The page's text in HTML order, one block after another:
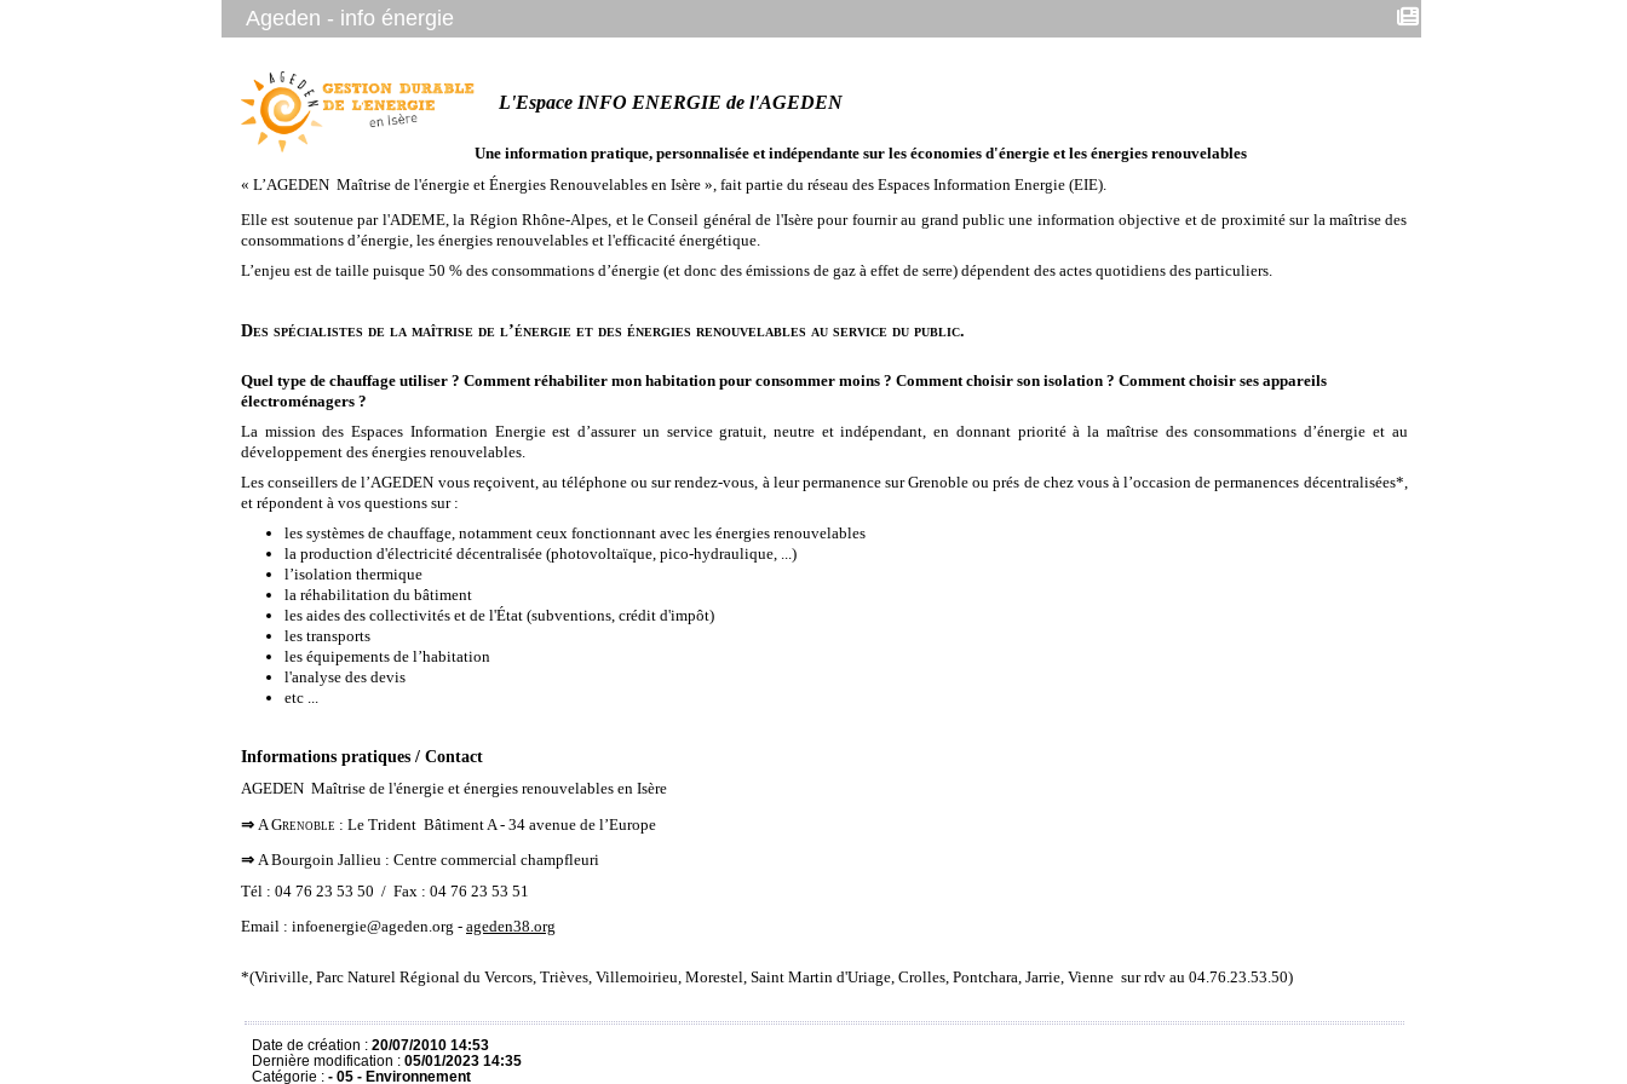
Ageden - info énergie
L'Espace INFO ENERGIE de l'AGEDEN
Une information pratique, personnalisée et indépendante sur les économies d'énergie et les énergies renouvelables
« L’AGEDEN  Maîtrise de l'énergie et Énergies Renouvelables en Isère », fait partie du réseau des Espaces Information Energie (EIE).
Elle est soutenue par l'ADEME, la Région Rhône-Alpes, et le Conseil général de l'Isère pour fournir au grand public une information objective et de proximité sur la maîtrise des
consommations d’énergie, les énergies renouvelables et l'efficacité énergétique.
L’enjeu est de taille puisque 50 % des consommations d’énergie (et donc des émissions de gaz à effet de serre) dépendent des actes quotidiens des particuliers.
Des spécialistes de la maîtrise de l’énergie et des énergies renouvelables au service du public.
Quel type de chauffage utiliser ? Comment réhabiliter mon habitation pour consommer moins ? Comment choisir son isolation ? Comment choisir ses appareils
électroménagers ?
La mission des Espaces Information Energie est d’assurer un service gratuit, neutre et indépendant, en donnant priorité à la maîtrise des consommations d’énergie et au
développement des énergies renouvelables.
Les conseillers de l’AGEDEN vous reçoivent, au téléphone ou sur rendez-vous, à leur permanence sur Grenoble ou prés de chez vous à l’occasion de permanences décentralisées*,
et répondent à vos questions sur :
les systèmes de chauffage, notamment ceux fonctionnant avec les énergies renouvelables
la production d'électricité décentralisée (photovoltaïque, pico-hydraulique, ...)
l’isolation thermique
la réhabilitation du bâtiment
les aides des collectivités et de l'État (subventions, crédit d'impôt)
les transports
les équipements de l’habitation
l'analyse des devis
etc ...
Informations pratiques / Contact
AGEDEN  Maîtrise de l'énergie et énergies renouvelables en Isère
⇒ A Grenoble : Le Trident  Bâtiment A - 34 avenue de l’Europe
⇒ A Bourgoin Jallieu : Centre commercial champfleuri
Tél : 04 76 23 53 50  / Fax : 04 76 23 53 51
Email : infoenergie@ageden.org - ageden38.org
*(Viriville, Parc Naturel Régional du Vercors, Trièves, Villemoirieu, Morestel, Saint Martin d'Uriage, Crolles, Pontchara, Jarrie, Vienne  sur rdv au 04.76.23.53.50)
Date de création : 20/07/2010 14:53
Dernière modification : 05/01/2023 14:35
Catégorie : - 05 - Environnement